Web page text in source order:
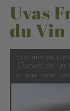
Uvas
du Vin